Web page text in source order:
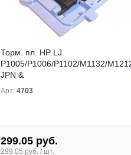
Торм. пл. HP LJ
P1005/P1006/P1102/M1132/
JPN &
Арт: 4703
299.05 руб.
299.05 руб. / шт.